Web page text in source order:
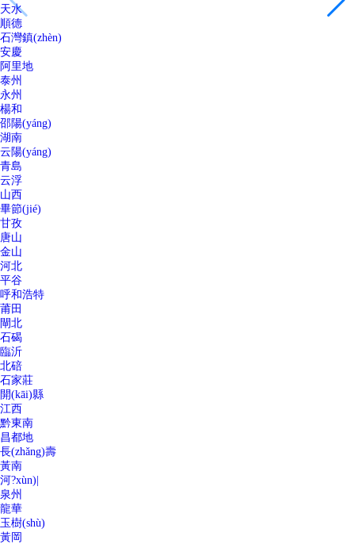
天水
順德
石灣鎮(zhèn)
安慶
阿里地
泰州
永州
楊和
邵陽(yáng)
湖南
云陽(yáng)
青島
云浮
山西
畢節(jié)
甘孜
唐山
金山
河北
平谷
呼和浩特
莆田
閘北
石碣
臨沂
北碚
石家莊
開(kāi)縣
江西
黔東南
昌都地
長(zhǎng)壽
黃南
河?xùn)|
泉州
龍華
玉樹(shù)
黃岡